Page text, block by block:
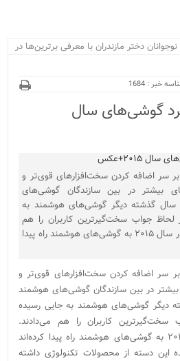
دختر مازندران با معرفی برترین‌ها در
خبر : 1684
گوشی‌های سال
از ۲۰۱۵ جنگ بر سر اضافه کردن سخت‌افزار‌های قوی‌تر و
بیشتر در بین سازندگان گوشی‌های
سال گذشته دیگر گوشی‌های هوشمند به
لحاظ جواب سخت‌گیرترین کاربران را هم
می‌دادند. تکنولوژی‌هایی که در سال ۲۰۱۵ به گوشی‌های هوشمند راه پیدا
از ۲۰۱۵ جنگ بر سر اضافه کردن سخت‌افزار‌های قوی‌تر و
بیشتر در بین سازندگان گوشی‌های هوشمند
دیگر گوشی‌های هوشمند به جایی رسیده
کاربران را هم می‌دادند.
تکنولوژی‌هایی که در سال ۲۰۱۵ به گوشی‌های هوشمند راه پیدا کرده‌اند
این دسته از محصولات تکنولوژی داشته